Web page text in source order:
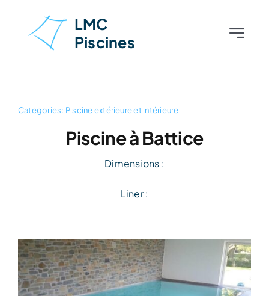
LMC
Piscines
Toggle
À propos
Contact
Categories: Piscine extérieure et intérieure
Piscine à Battice
Dimensions :
Liner :